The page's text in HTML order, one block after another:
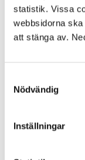
statistik. Vissa
webbsidorna
att stänga av.
Nödvändig
Inställningar
KONTAKT